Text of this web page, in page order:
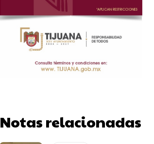
Notas relacionadas